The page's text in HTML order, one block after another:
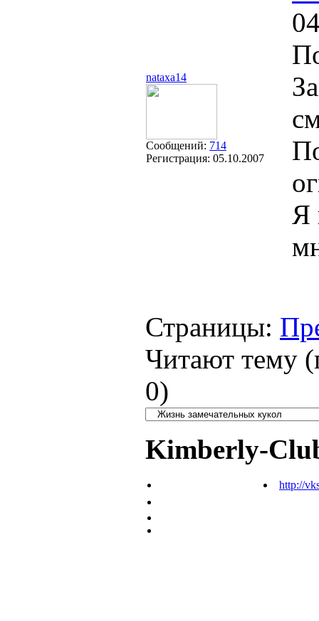
nataxa14
Сообщений: 714
Регистрация: 05.10.2007
Я
Страницы:
Читают тему
0)
Kimberly-
http://